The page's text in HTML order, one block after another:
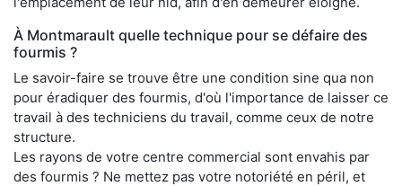
À Montmarault quelle technique pour se défaire des
fourmis ?
Le savoir-faire se trouve être une condition sine qua non
pour éradiquer des fourmis, d'où l'importance de laisser ce
travail à des techniciens du travail, comme ceux de notre
structure.
Les rayons de votre centre commercial sont envahis par
des fourmis ? Ne mettez pas votre notoriété en péril, et